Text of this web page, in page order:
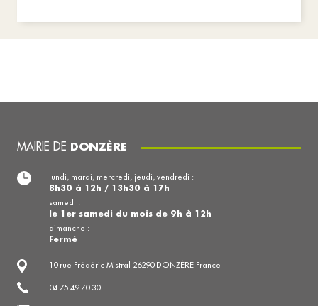
MAIRIE DE DONZÈRE
10 rue Frédéric Mistral 26290 DONZÈRE France
04 75 49 70 30
lundi, mardi, mercredi, jeudi, vendredi :
8h30 à 12h / 13h30 à 17h
samedi :
le 1er samedi du mois de 9h à 12h
dimanche :
Fermé